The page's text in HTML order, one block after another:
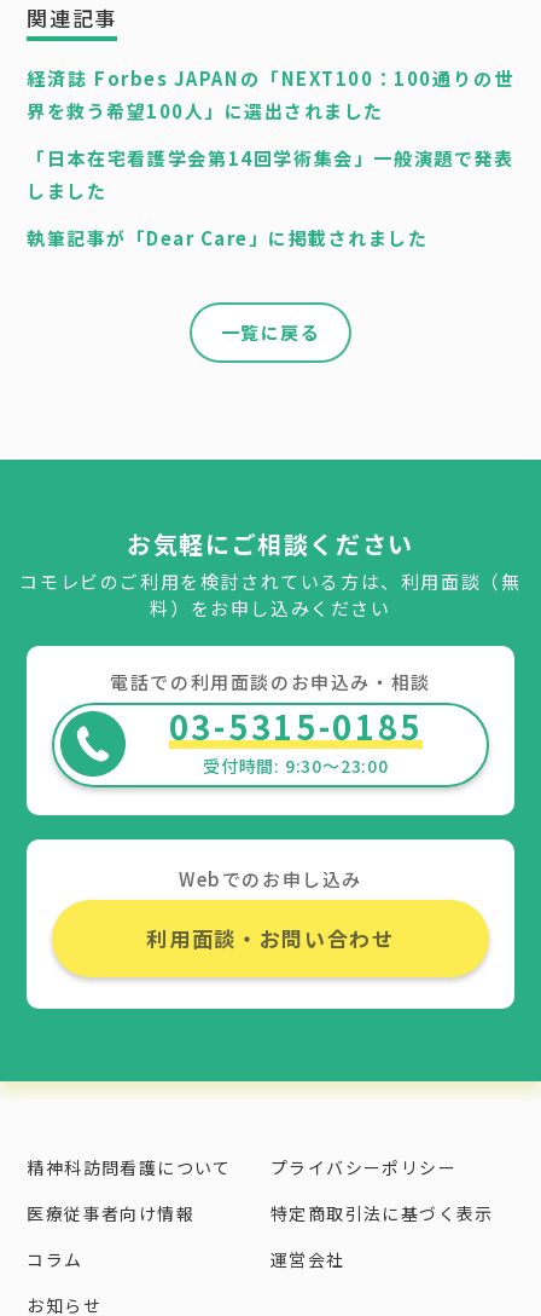
c
e
b
o
o
k
t
e
r
e e
n
a
k
e
t
関連記事
経済誌 Forbes JAPANの「NEXT100：100通りの世
界を救う希望100人」に選出されました
「日本在宅看護学会第14回学術集会」一般演題で発表
しました
執筆記事が「Dear Care」に掲載されました
一覧に戻る
お気軽にご相談ください
コモレビのご利用を検討されている方は、利用面談（無
料）をお申し込みください
電話での利用面談のお申込み・相談
03-5315-0185
Webでのお申し込み
利用面談・お問い合わせ
精神科訪問看護について
医療従事者向け情報
コラム
お知らせ
プライバシーポリシー
特定商取引法に基づく表示
運営会社